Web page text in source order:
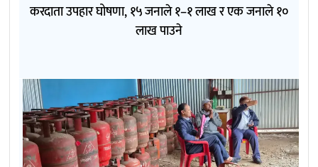
करदाता उपहार घोषणा, १५ जनाले १–१ लाख र एक जनाले १०
लाख पाउने